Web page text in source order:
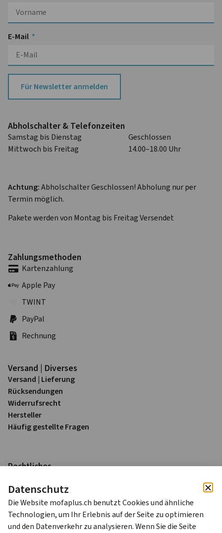
E-Mail
Für Newsletter anmelden
Abhol­schalter & Telefon­zeiten
Samstag bis Dienstag
Geschlossen
Mittwoch bis Freitag
14.00–18.00 Uhr
Achtung:Abholschalter Geschlossen! Abholung nur per
Termin möglich.
Pakete werden von Montag bis Freitag Versendet
Zahlungs­methoden
Karten­zahlung
Apple Pay
TWINT
PayPal
Rechnung
Versand | Diverses
Versand | Lieferung
Rück­sendungen
Widerrufs­recht
Hersteller
Häufig gestellte Fragen
Rechtliches
Datenschutz
AGB
Alle Preise sind in Schweizer Franken (CHF) inkl. 8.1% MWST
Datenschutz
Die Website mofaplus.ch benutzt Cookies und ähnliche
Technologien, um Ihr Erlebnis auf der Seite zu optimieren
und den Datenverkehr zu analysieren. Wenn Sie die Seite